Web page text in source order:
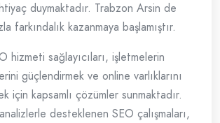
duymaktadır. Trabzon Arsin de
farkındalık kazanmaya başlamıştır.
hizmeti sağlayıcıları, işletmelerin
güçlendirmek ve online varlıklarını
için kapsamlı çözümler sunmaktadır.
desteklenen SEO çalışmaları,